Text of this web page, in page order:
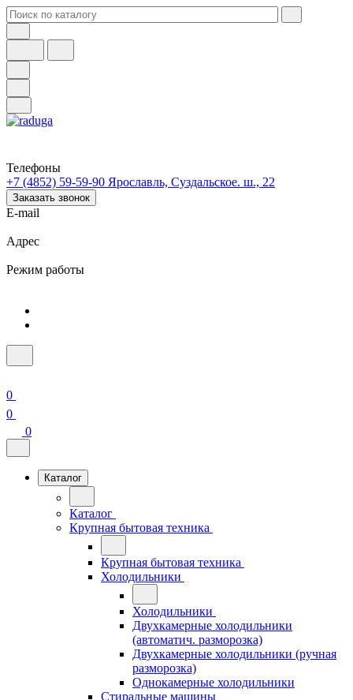
Телефоны
+7 (4852) 59-59-90 Ярославль, Суздальское. ш., 22
Заказать звонок
E-mail
Адрес
Режим работы
0
0
0
Каталог
Каталог
Крупная бытовая техника
Крупная бытовая техника
Холодильники
Холодильники
Двухкамерные холодильники
(автоматич. разморозка)
Двухкамерные холодильники (ручная
разморозка)
Однокамерные холодильники
Стиральные машины